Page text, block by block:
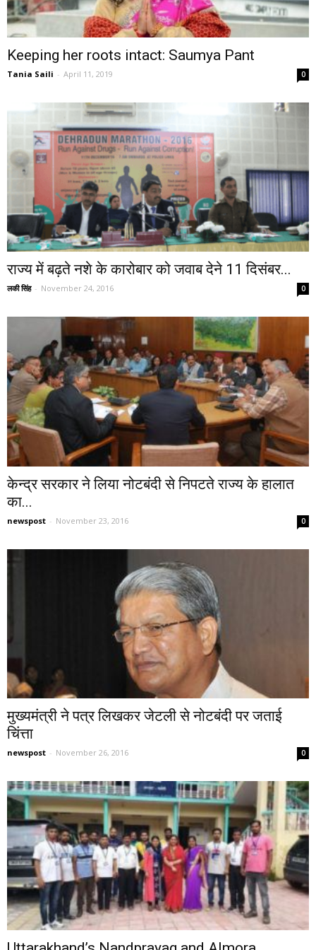
Keeping her roots intact: Saumya Pant
Tania Saili - April 11, 2019 0
राज्य में बढ़ते नशे के कारोबार को जवाब देने 11 दिसंबर...
लकी सिंह - November 24, 2016 0
केन्द्र सरकार ने लिया नोटबंदी से निपटते राज्य के हालात
का...
newspost - November 23, 2016 0
मुख्यमंत्री ने पत्र लिखकर जेटली से नोटबंदी पर जताई
चिंत्ता
newspost - November 26, 2016 0